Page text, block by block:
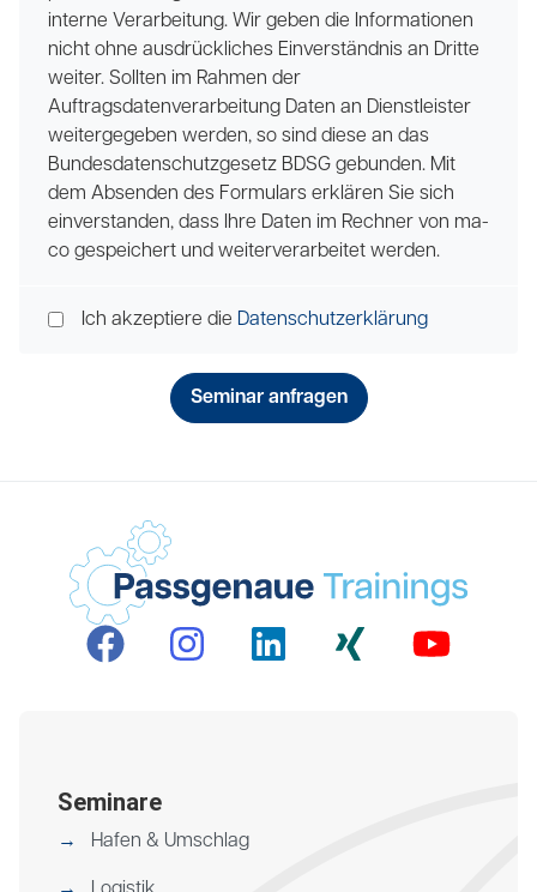
interne Verarbeitung. Wir geben die Informationen
nicht ohne ausdrückliches Einverständnis an Dritte
weiter. Sollten im Rahmen der
Auftragsdatenverarbeitung Daten an Dienstleister
weitergegeben werden, so sind diese an das
Bundesdatenschutzgesetz BDSG gebunden. Mit
dem Absenden des Formulars erklären Sie sich
einverstanden, dass Ihre Daten im Rechner von ma-
co gespeichert und weiterverarbeitet werden.
Ich akzeptiere die Datenschutzerklärung
Seminare
Hafen & Umschlag